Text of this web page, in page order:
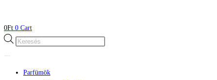
0Ft 0 Cart
Products
Parfümök